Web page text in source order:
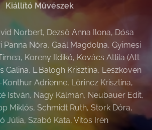
Kiállító Művészek
Norbert, Dezső Anna Ilona, Dósa
Panna Nóra, Gaál Magdolna, Gyimesi
Koreny Ildikó, Kovács Attila (Att
Galina, L.Balogh Krisztina, Leszkoven
Adrienne, Lőrincz Krisztina,
István, Nagy Kálmán, Neubauer Edit,
Miklós, Schmidt Ruth, Stork Dóra,
Júlia, Szabó Kata, Vitos Irén